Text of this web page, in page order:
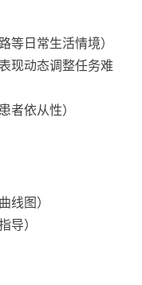
等日常生活情境）
现动态调整任务难
者依从性）
线图）
导）